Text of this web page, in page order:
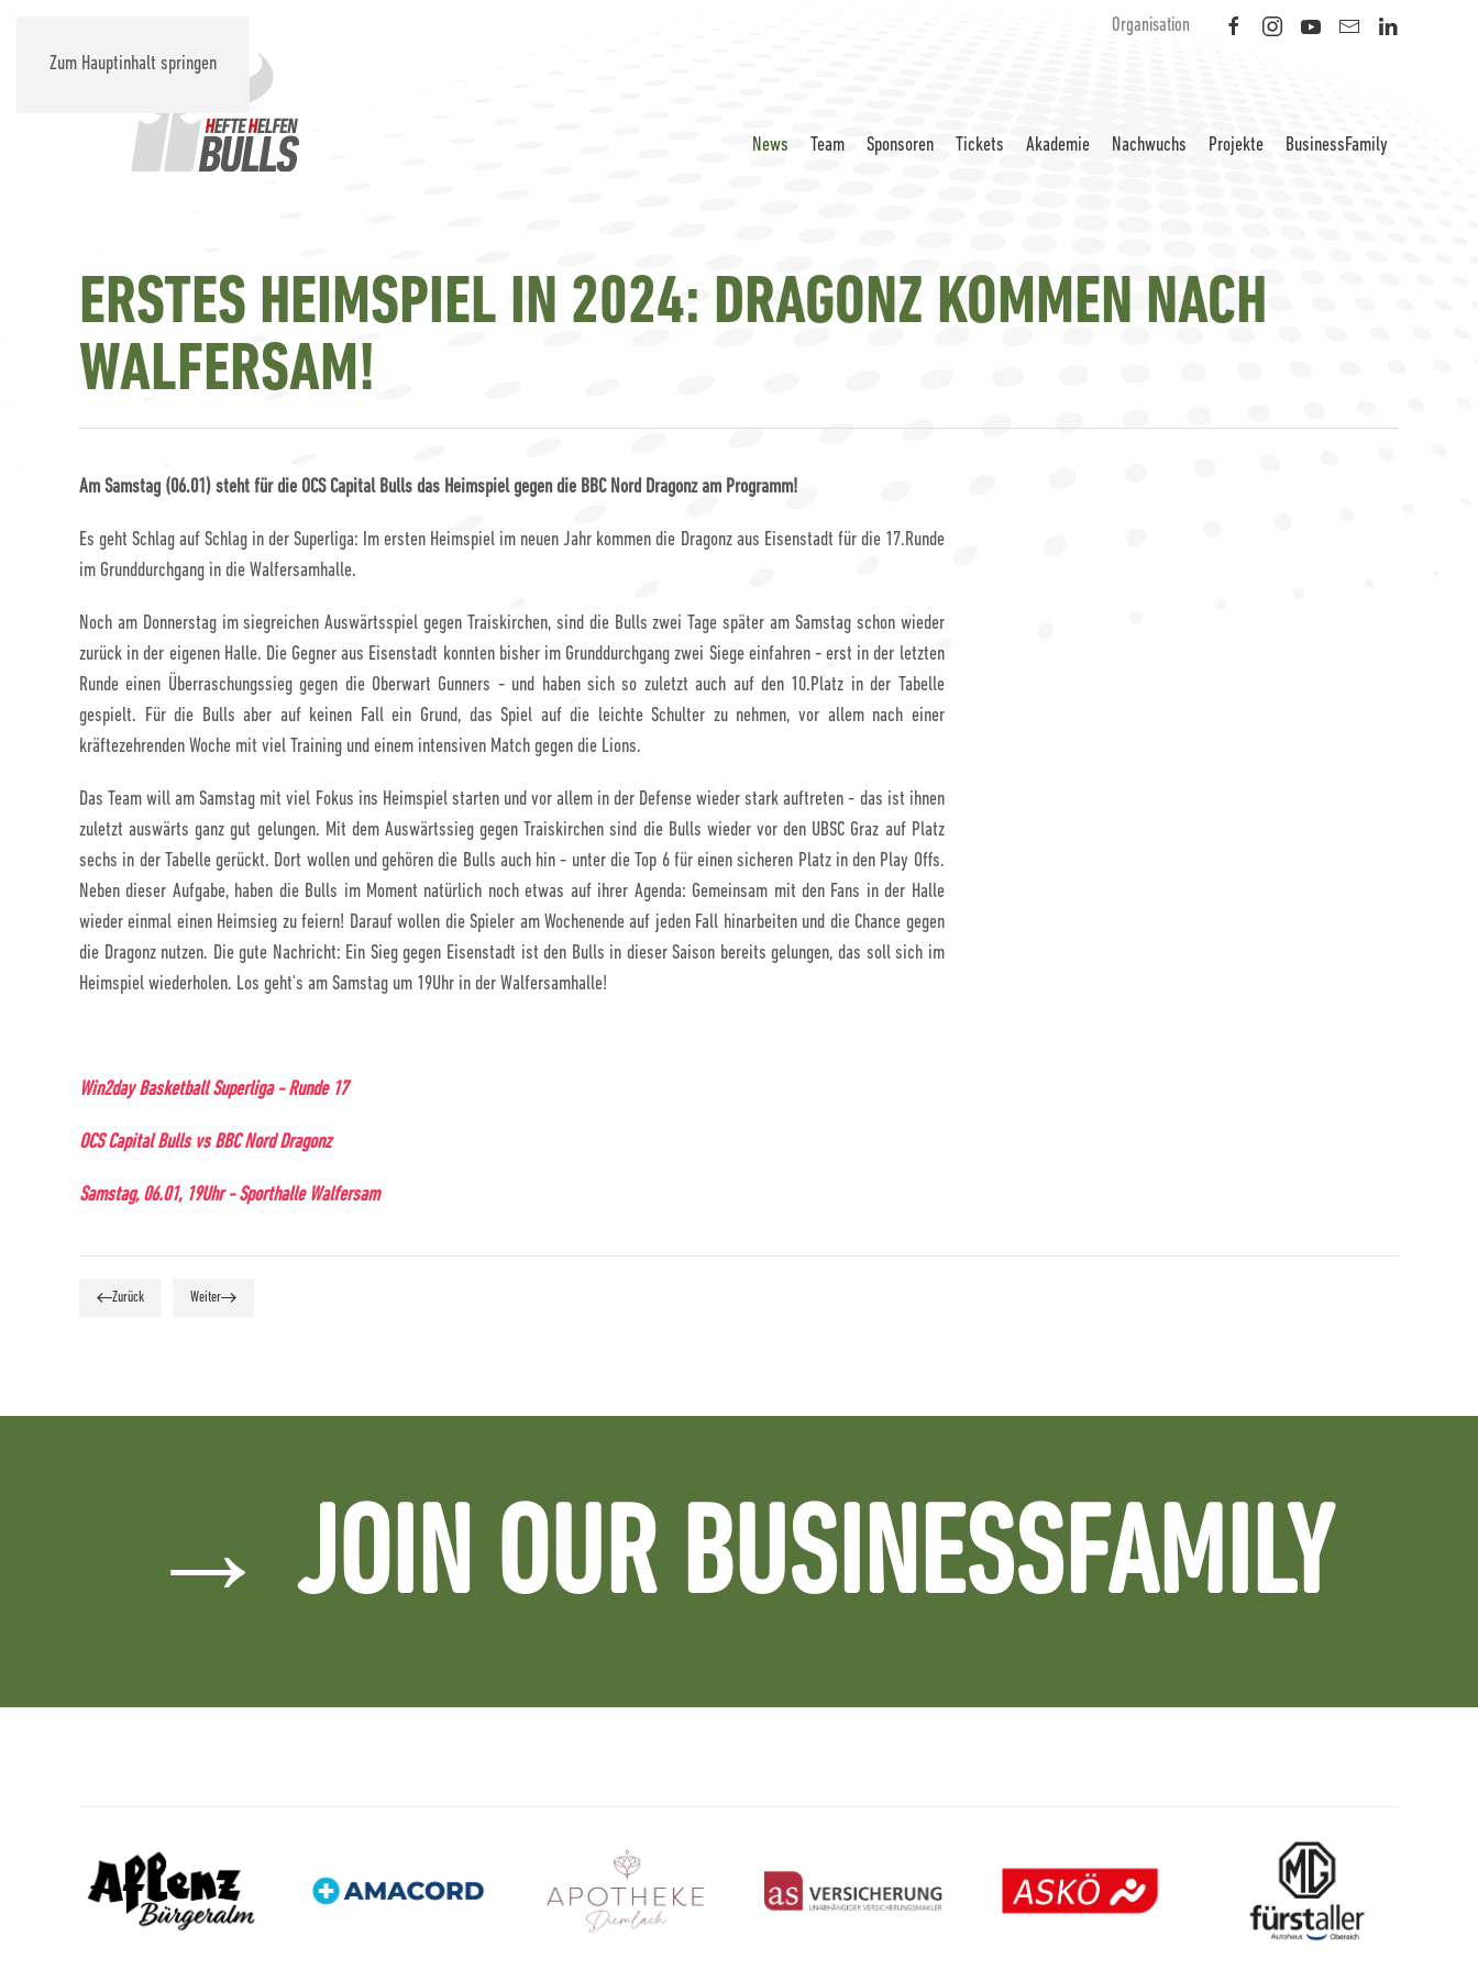
Zum Hauptinhalt springen
Organisation
News Team Sponsoren Tickets Akademie Nachwuchs Projekte BusinessFamily
ERSTES HEIMSPIEL IN 2024: DRAGONZ KOMMEN NACH
WALFERSAM!
Am Samstag (06.01) steht für die OCS Capital Bulls das Heimspiel gegen die BBC Nord Dragonz am Programm!
Es geht Schlag auf Schlag in der Superliga: Im ersten Heimspiel im neuen Jahr kommen die Dragonz aus Eisenstadt für die 17.Runde
im Grunddurchgang in die Walfersamhalle.
Noch am Donnerstag im siegreichen Auswärtsspiel gegen Traiskirchen, sind die Bulls zwei Tage später am Samstag schon wieder
zurück in der eigenen Halle. Die Gegner aus Eisenstadt konnten bisher im Grunddurchgang zwei Siege einfahren - erst in der letzten
Runde einen Überraschungssieg gegen die Oberwart Gunners - und haben sich so zuletzt auch auf den 10.Platz in der Tabelle
gespielt. Für die Bulls aber auf keinen Fall ein Grund, das Spiel auf die leichte Schulter zu nehmen, vor allem nach einer
kräftezehrenden Woche mit viel Training und einem intensiven Match gegen die Lions.
Das Team will am Samstag mit viel Fokus ins Heimspiel starten und vor allem in der Defense wieder stark auftreten - das ist ihnen
zuletzt auswärts ganz gut gelungen. Mit dem Auswärtssieg gegen Traiskirchen sind die Bulls wieder vor den UBSC Graz auf Platz
sechs in der Tabelle gerückt. Dort wollen und gehören die Bulls auch hin - unter die Top 6 für einen sicheren Platz in den Play Offs.
Neben dieser Aufgabe, haben die Bulls im Moment natürlich noch etwas auf ihrer Agenda: Gemeinsam mit den Fans in der Halle
wieder einmal einen Heimsieg zu feiern! Darauf wollen die Spieler am Wochenende auf jeden Fall hinarbeiten und die Chance gegen
die Dragonz nutzen. Die gute Nachricht: Ein Sieg gegen Eisenstadt ist den Bulls in dieser Saison bereits gelungen, das soll sich im
Heimspiel wiederholen. Los geht's am Samstag um 19Uhr in der Walfersamhalle!
Win2day Basketball Superliga - Runde 17
OCS Capital Bulls vs BBC Nord Dragonz
Samstag, 06.01, 19Uhr - Sporthalle Walfersam
Zurück Weiter
→ JOIN OUR BUSINESSFAMILY